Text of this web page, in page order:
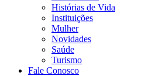
Histórias de Vida
Instituições
Mulher
Novidades
Saúde
Turismo
Fale Conosco